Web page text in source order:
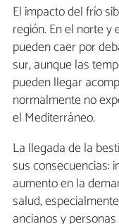
El impacto del frío
región. En el norte
pueden caer por
sur, aunque las
pueden llegar
normalmente no
el Mediterráneo.
La llegada de la
sus consecuencias:
aumento en la
salud,
ancianos y